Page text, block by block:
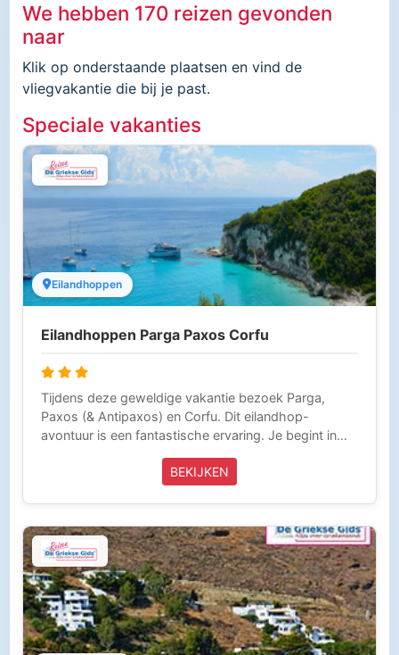
We hebben 170 reizen gevonden
naar
Klik op onderstaande plaatsen en vind de
vliegvakantie die bij je past.
Speciale vakanties
Eilandhoppen
Eilandhoppen Parga Paxos Corfu
Tijdens deze geweldige vakantie bezoek Parga,
Paxos (& Antipaxos) en Corfu. Dit eilandhop-
avontuur is een fantastische ervaring. Je begint in
Griekse vasteland, aan de Ionische Zee. Na een
waar je aan boord gaat van de ferry die je naar het
betoverende eiland Paxos brengt. Het staat bekend
om zijn kristalheldere water, leuke hoofdstadje en
mooie stranden, een perfecte plek om te ontspannen
en de Griekse cultuur op te snuiven. Een bezoek aan
Paxos is niet compleet zonder een dagtrip naar het
nabijgelegen eiland Antipaxos. Dit kleine eiland,
BEKIJKEN